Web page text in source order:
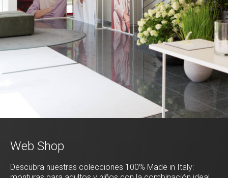
Web Shop
Descubra nuestras colecciones 100% Made in Italy: